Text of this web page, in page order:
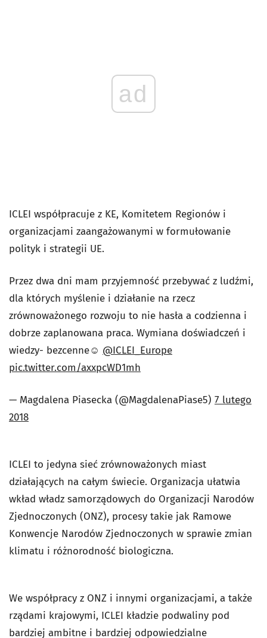
ad
ICLEI współpracuje z KE, Komitetem Regionów i
organizacjami zaangażowanymi w formułowanie
polityk i strategii UE.
Przez dwa dni mam przyjemność przebywać z ludźmi,
dla których myślenie i działanie na rzecz
zrównoważonego rozwoju to nie hasła a codzienna i
dobrze zaplanowana praca. Wymiana doświadczeń i
wiedzy- bezcenne☺ @ICLEI_Europe
pic.twitter.com/axxpcWD1mh
— Magdalena Piasecka (@MagdalenaPiase5) 7 lutego
2018
ICLEI to jedyna sieć zrównoważonych miast
działających na całym świecie. Organizacja ułatwia
wkład władz samorządowych do Organizacji Narodów
Zjednoczonych (ONZ), procesy takie jak Ramowe
Konwencje Narodów Zjednoczonych w sprawie zmian
klimatu i różnorodność biologiczna.
We współpracy z ONZ i innymi organizacjami, a także
rządami krajowymi, ICLEI kładzie podwaliny pod
bardziej ambitne i bardziej odpowiedzialne